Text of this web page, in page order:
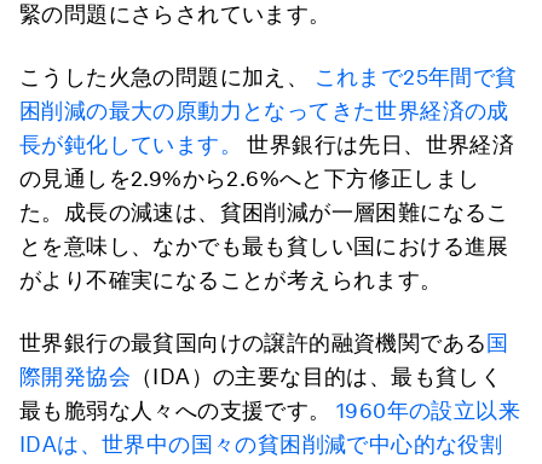
緊の問題にさらされています。
こうした火急の問題に加え、
これまで25年間で貧
困削減の最大の原動力となってきた世界経済の成
長が鈍化しています。世界銀行は先日、世界経済
の見通しを2.9%から2.6%へと下方修正しまし
た。成長の減速は、貧困削減が一層困難になるこ
とを意味し、なかでも最も貧しい国における進展
がより不確実になることが考えられます。
世界銀行の最貧国向けの譲許的融資機関である国
際開発協会 （IDA）の主要な目的は、最も貧しく
最も脆弱な人々への支援です。 1960年の設立以来
IDAは、世界中の国々の貧困削減で中心的な役割